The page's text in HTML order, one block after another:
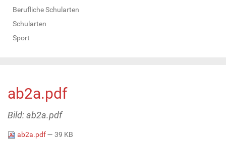
Berufliche Schularten
Schularten
Sport
ab2a.pdf
Bild: ab2a.pdf
ab2a.pdf— 39 KB